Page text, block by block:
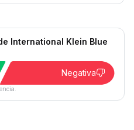
International Klein Blue
Negativa